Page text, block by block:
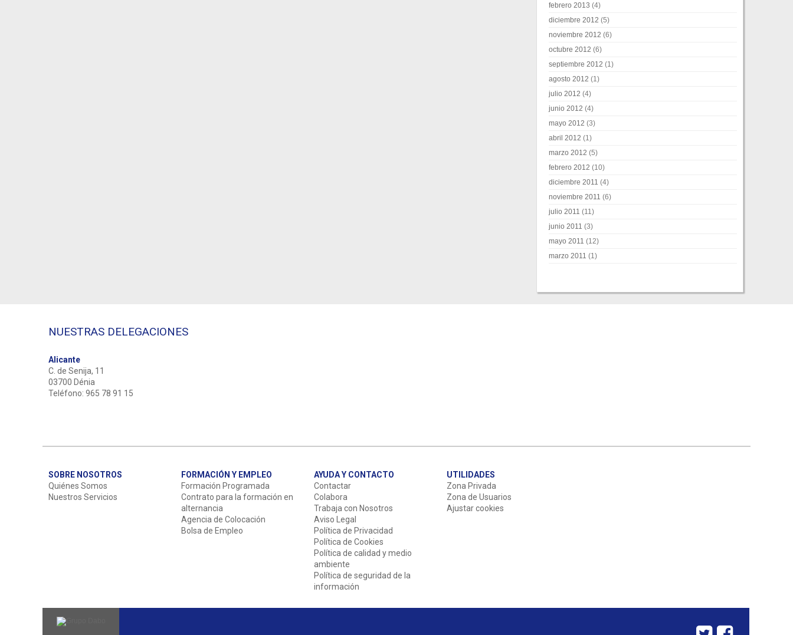
febrero 2013 (4)
diciembre 2012 (5)
noviembre 2012 (6)
octubre 2012 (6)
septiembre 2012 (1)
agosto 2012 (1)
julio 2012 (4)
junio 2012 (4)
mayo 2012 (3)
abril 2012 (1)
marzo 2012 (5)
febrero 2012 (10)
diciembre 2011 (4)
noviembre 2011 (6)
julio 2011 (11)
junio 2011 (3)
mayo 2011 (12)
marzo 2011 (1)
NUESTRAS DELEGACIONES
Alicante
C. de Senija, 11
03700 Dénia
Teléfono: 965 78 91 15
SOBRE NOSOTROS
Quiénes Somos
Nuestros Servicios
FORMACIÓN Y EMPLEO
Formación Programada
Contrato para la formación en
alternancia
Agencia de Colocación
Bolsa de Empleo
AYUDA Y CONTACTO
Contactar
Colabora
Trabaja con Nosotros
Aviso Legal
Política de Privacidad
Política de Cookies
Política de calidad y medio
ambiente
Política de seguridad de la
información
UTILIDADES
Zona Privada
Zona de Usuarios
Ajustar cookies